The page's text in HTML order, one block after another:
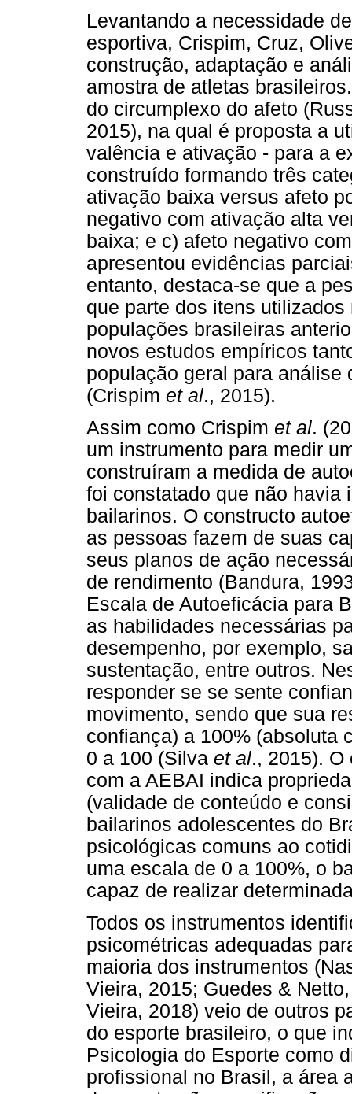
Levantando a necessidade
esportiva, Crispim, Cruz,
construção, adaptação e
amostra de atletas
do circumplexo do afeto
2015), na qual é proposta a
valência e ativação - para a
construído formando três
ativação baixa versus afeto
negativo com ativação alta
baixa; e c) afeto negativo
apresentou evidências
entanto, destaca-se que a
que parte dos itens
populações brasileiras
novos estudos empíricos
população geral para análise
(Crispim et al., 2015).
Assim como Crispim et al.
um instrumento para medir
construíram a medida de
foi constatado que não havia
bailarinos. O constructo
as pessoas fazem de suas
seus planos de ação
de rendimento (Bandura,
Escala de Autoeficácia para
as habilidades necessárias
desempenho, por exemplo,
sustentação, entre outros.
responder se se sente
movimento, sendo que sua
confiança) a 100% (absoluta
0 a 100 (Silva et al., 2015).
com a AEBAI indica
(validade de conteúdo e
bailarinos adolescentes do
psicológicas comuns ao
uma escala de 0 a 100%, o
capaz de realizar
Todos os instrumentos
psicométricas adequadas
maioria dos instrumentos
Vieira, 2015; Guedes &
Vieira, 2018) veio de outros
do esporte brasileiro, o que
Psicologia do Esporte como
profissional no Brasil, a área